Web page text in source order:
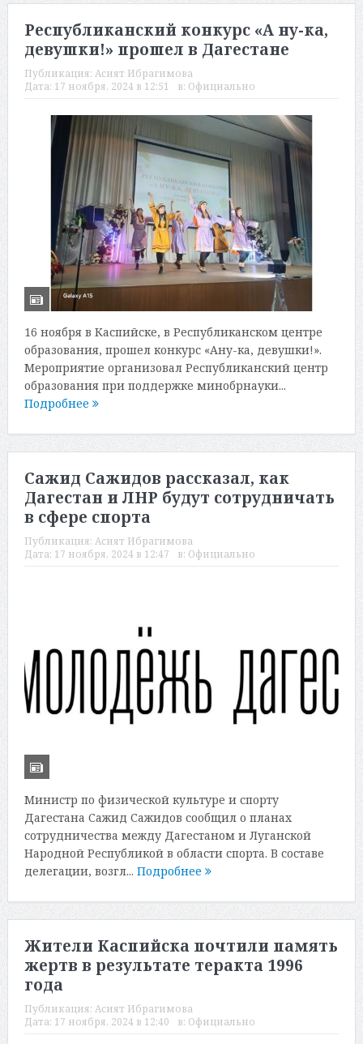
Республиканский конкурс «А ну-ка,
девушки!» прошел в Дагестане
Публикация: Асият Ибрагимова
Дата: 17 ноября, 2024 в 12:51 в: Официально
16 ноября в Каспийске, в Республиканском центре
образования, прошел конкурс «Ану-ка, девушки!».
Мероприятие организовал Республиканский центр
образования при поддержке минобрнауки...
Подробнее
Сажид Сажидов рассказал, как
Дагестан и ЛНР будут сотрудничать
в сфере спорта
Публикация: Асият Ибрагимова
Дата: 17 ноября, 2024 в 12:47 в: Официально
Министр по физической культуре и спорту
Дагестана Сажид Сажидов сообщил о планах
сотрудничества между Дагестаном и Луганской
Народной Республикой в области спорта. В составе
делегации, возгл... Подробнее
Жители Каспийска почтили память
жертв в результате теракта 1996
года
Публикация: Асият Ибрагимова
Дата: 17 ноября, 2024 в 12:40 в: Официально